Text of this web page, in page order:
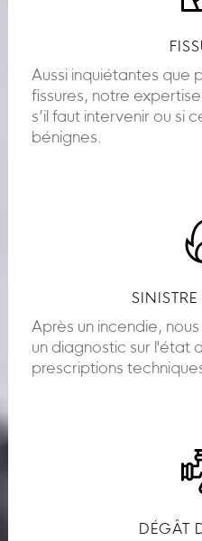
Aussi inquiétantes que
fissures, notre
s’il faut intervenir ou si
bénignes.
Après un incendie,
un diagnostic sur l'état
prescriptions
DÉGÂT